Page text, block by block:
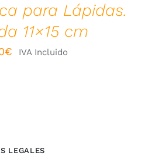
para Lápidas.
11×15 cm
€ IVA Incluido
LEGALES